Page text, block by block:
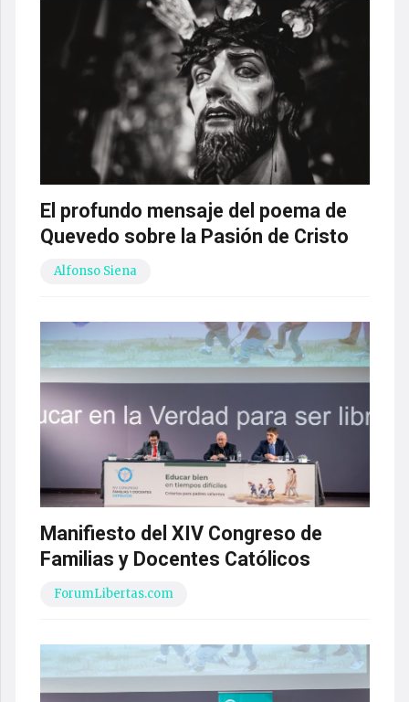
El profundo mensaje del poema de
Quevedo sobre la Pasión de Cristo
Alfonso Siena
Manifiesto del XIV Congreso de
Familias y Docentes Católicos
ForumLibertas.com